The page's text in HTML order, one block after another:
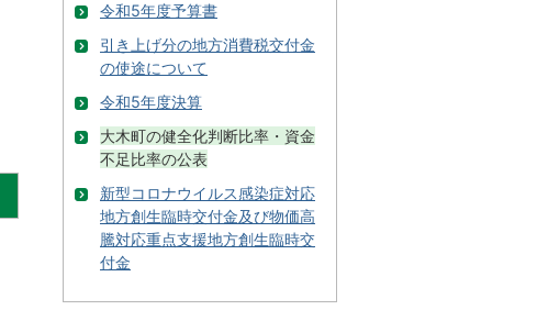
令和5年度予算書
引き上げ分の地方消費税交付金
の使途について
令和5年度決算
大木町の健全化判断比率・資金
不足比率の公表
新型コロナウイルス感染症対応
地方創生臨時交付金及び物価高
騰対応重点支援地方創生臨時交
付金